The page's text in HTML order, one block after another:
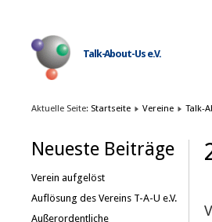
Talk-About-Us e.V.
Aktuelle Seite: Startseite Vereine Talk-
Neueste Beiträge
Verein aufgelöst
Auflösung des Vereins T-A-U e.V.
Außerordentliche